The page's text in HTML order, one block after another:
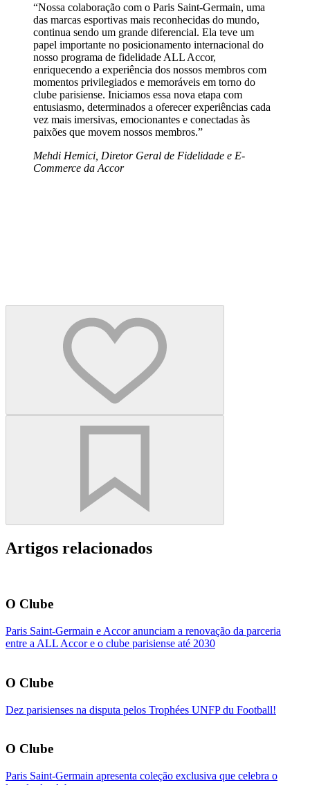
“Nossa colaboração com o Paris Saint-Germain, uma
das marcas esportivas mais reconhecidas do mundo,
continua sendo um grande diferencial. Ela teve um
papel importante no posicionamento internacional do
nosso programa de fidelidade ALL Accor,
enriquecendo a experiência dos nossos membros com
momentos privilegiados e memoráveis em torno do
clube parisiense. Iniciamos essa nova etapa com
entusiasmo, determinados a oferecer experiências cada
vez mais imersivas, emocionantes e conectadas às
paixões que movem nossos membros.”
Mehdi Hemici, Diretor Geral de Fidelidade e E-
Commerce da Accor
Artigos relacionados
O Clube
Paris Saint-Germain e Accor anunciam a renovação da parceria
entre a ALL Accor e o clube parisiense até 2030
O Clube
Dez parisienses na disputa pelos Trophées UNFP du Football!
O Clube
Paris Saint-Germain apresenta coleção exclusiva que celebra o